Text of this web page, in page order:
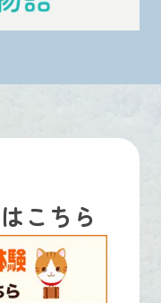
はこちら